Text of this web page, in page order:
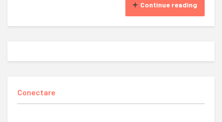
Continue reading
Conectare